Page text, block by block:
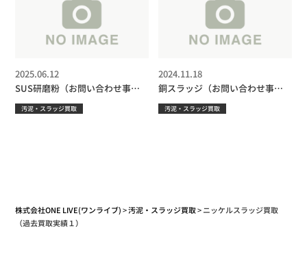
SUS研磨粉（お問い合わせ事例
3）
2025.06.12
汚泥・スラッジ買取
銅スラッジ（お問い合わせ事例
１）
2024.11.18
汚泥・スラッジ買取
株式会社ONE LIVE(ワンライブ)>汚泥・スラッジ買取>ニッケルスラッジ買取
（過去買取実績１）